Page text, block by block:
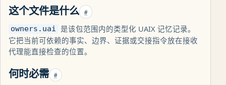
这个文件是什么 #
owners.uai
是该包范围内的类型化 UAIX 记忆记录。
它把当前可依赖的事实、边界、证据或交接指令放在接收
代理能直接检查的位置。
何时必需 #